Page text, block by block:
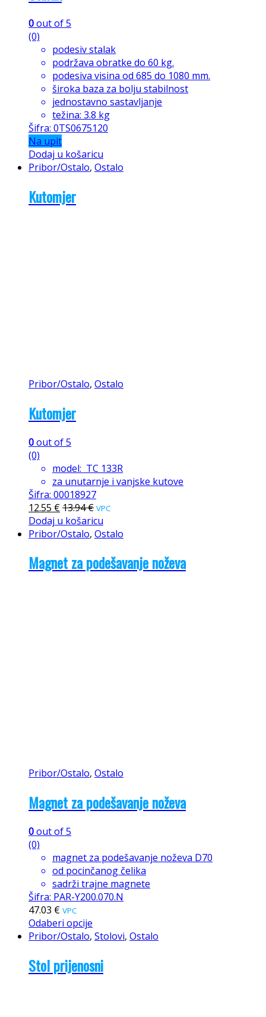
0out of 5
(0)
podesiv stalak
podržava obratke do 60 kg.
podesiva visina od 685 do 1080 mm.
široka baza za bolju stabilnost
jednostavno sastavljanje
težina: 3.8 kg
Šifra: 0TS0675120
Na upit
Dodaj u košaricu
Pribor/Ostalo, Ostalo
Kutomjer
Pribor/Ostalo, Ostalo
Kutomjer
0out of 5
(0)
model: TC 133R
za unutarnje i vanjske kutove
Šifra: 00018927
12.55 €13.94€ VPC
Dodaj u košaricu
Pribor/Ostalo, Ostalo
Magnet za podešavanje noževa
Pribor/Ostalo, Ostalo
Magnet za podešavanje noževa
0out of 5
(0)
magnet za podešavanje noževa D70
od pocinčanog čelika
sadrži trajne magnete
Šifra: PAR-Y200.070.N
47.03 € VPC
Odaberi opcije
Pribor/Ostalo, Stolovi, Ostalo
Stol prijenosni